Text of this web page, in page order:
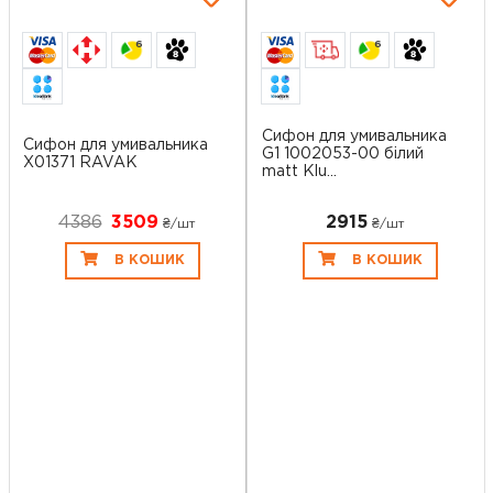
6
Сифон для умивальника
X01371 RAVAK
4386 3509₴/шт
В КОШИК
6
Сифон для умивальника
G1 1002053-00 білий
matt Klu...
2915 ₴/шт
В КОШИК